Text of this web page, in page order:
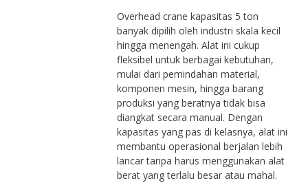
Overhead crane kapasitas 5 ton
banyak dipilih oleh industri skala kecil
hingga menengah. Alat ini cukup
fleksibel untuk berbagai kebutuhan,
mulai dari pemindahan material,
komponen mesin, hingga barang
produksi yang beratnya tidak bisa
diangkat secara manual. Dengan
kapasitas yang pas di kelasnya, alat ini
membantu operasional berjalan lebih
lancar tanpa harus menggunakan alat
berat yang terlalu besar atau mahal.